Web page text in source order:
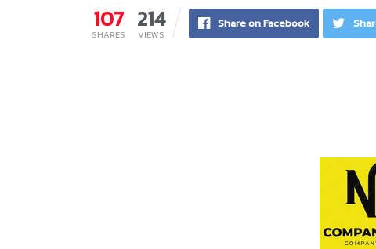
107
SHARES
214
VIEWS
Share on Facebook